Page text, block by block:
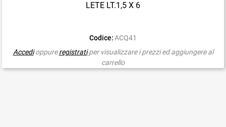
LETE LT.1,5 X 6
Codice: ACQ41
Accedioppureregistrati per visualizzare i prezzi ed aggiungere al
carrello